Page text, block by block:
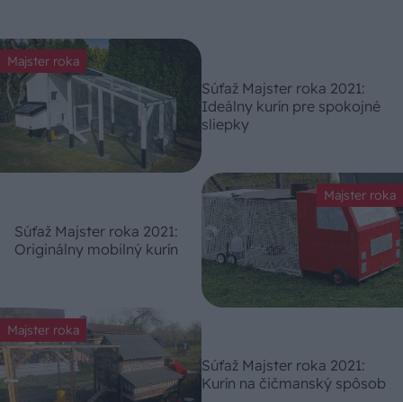
Majster roka
Súťaž Majster roka 2021:
Ideálny kurín pre spokojné
sliepky
Majster roka
Súťaž Majster roka 2021:
Originálny mobilný kurín
Majster roka
Súťaž Majster roka 2021:
Kurín na čičmanský spôsob